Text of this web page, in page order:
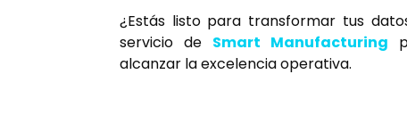
¿Estás listo para transformar tus
servicio de Smart Manufacturing
alcanzar la excelencia operativa.